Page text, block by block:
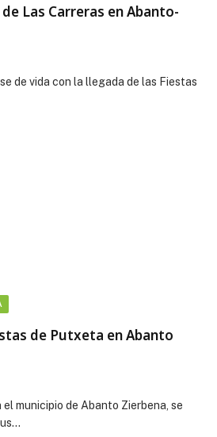
Las Carreras en Abanto-
de vida con la llegada de las Fiestas
de Putxeta en Abanto
municipio de Abanto Zierbena, se